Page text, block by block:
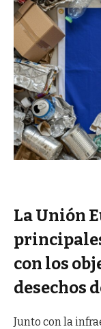
La Unión
con los
desechos
Junto con la